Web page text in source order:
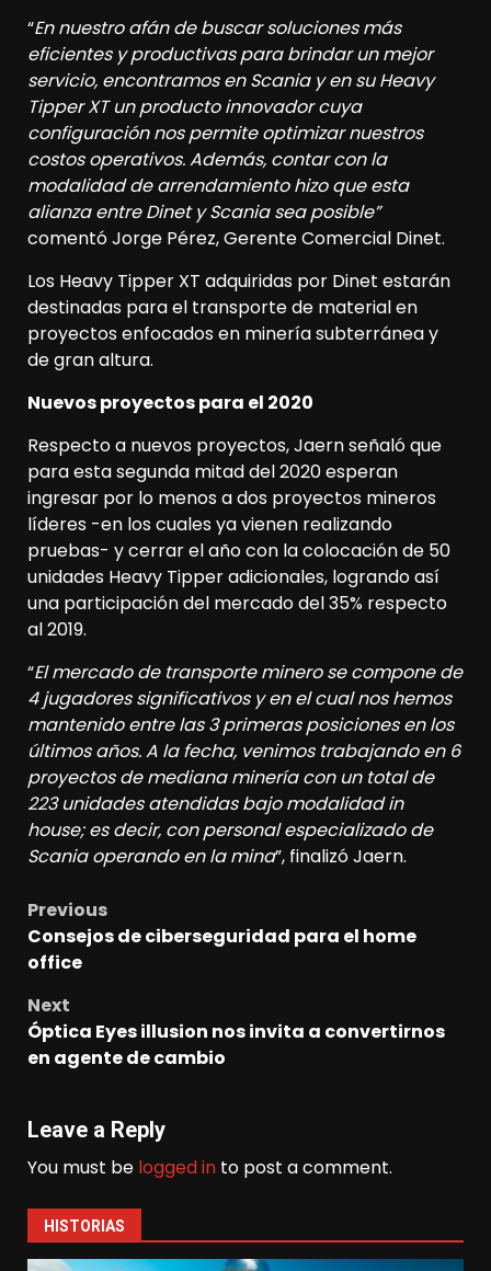
“En nuestro afán de buscar soluciones más
eficientes y productivas para brindar un mejor
servicio, encontramos en Scania y en su Heavy
Tipper XT un producto innovador cuya
configuración nos permite optimizar nuestros
costos operativos. Además, contar con la
modalidad de arrendamiento hizo que esta
alianza entre Dinet y Scania sea posible”
comentó Jorge Pérez, Gerente Comercial Dinet.
Los Heavy Tipper XT adquiridas por Dinet estarán
destinadas para el transporte de material en
proyectos enfocados en minería subterránea y
de gran altura.
Nuevos proyectos para el 2020
Respecto a nuevos proyectos, Jaern señaló que
para esta segunda mitad del 2020 esperan
ingresar por lo menos a dos proyectos mineros
líderes -en los cuales ya vienen realizando
pruebas- y cerrar el año con la colocación de 50
unidades Heavy Tipper adicionales, logrando así
una participación del mercado del 35% respecto
al 2019.
“El mercado de transporte minero se compone de
4 jugadores significativos y en el cual nos hemos
mantenido entre las 3 primeras posiciones en los
últimos años. A la fecha, venimos trabajando en 6
proyectos de mediana minería con un total de
223 unidades atendidas bajo modalidad in
house; es decir, con personal especializado de
Scania operando en la mina”, finalizó Jaern.
Post
navigation
Previous
Consejos de ciberseguridad para el home
office
Next
Óptica Eyes illusion nos invita a convertirnos
en agente de cambio
Leave a Reply
You must be logged in to post a comment.
HISTORIAS